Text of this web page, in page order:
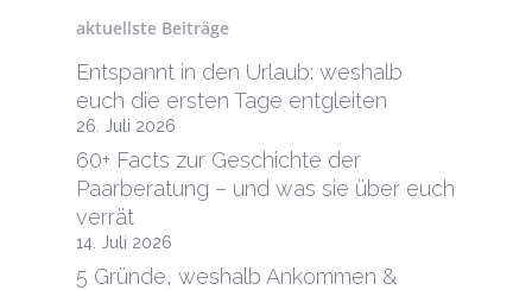
aktuellste Beiträge
Entspannt in den Urlaub: weshalb
euch die ersten Tage entgleiten
26. Juli 2026
60+ Facts zur Geschichte der
Paarberatung – und was sie über euch
verrät
14. Juli 2026
5 Gründe, weshalb Ankommen &